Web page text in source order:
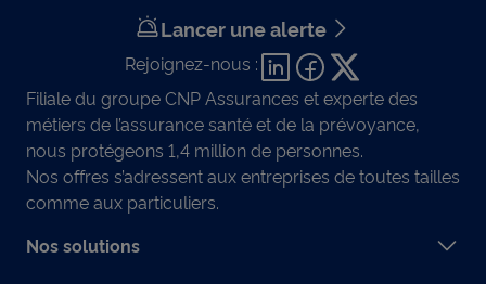
Lancer une alerte
Rejoignez-nous :
Filiale du groupe CNP Assurances et experte des
métiers de l’assurance santé et de la prévoyance,
nous protégeons 1,4 million de personnes.
Nos offres s’adressent aux entreprises de toutes tailles
comme aux particuliers.
Nos solutions